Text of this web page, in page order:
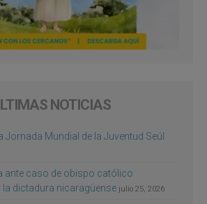
NOTICIAS
Jornada Mundial de la Juventud Seúl
ante caso de obispo católico
dictadura nicaragüense julio 25, 2026